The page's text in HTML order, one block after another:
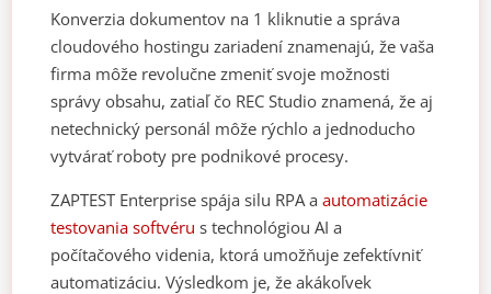
Konverzia dokumentov na 1 kliknutie a správa
cloudového hostingu zariadení znamenajú, že vaša
firma môže revolučne zmeniť svoje možnosti
správy obsahu, zatiaľ čo REC Studio znamená, že aj
netechnický personál môže rýchlo a jednoducho
vytvárať roboty pre podnikové procesy.
ZAPTEST Enterprise spája silu RPA aautomatizácie
testovania softvéru s technológiou AI a
počítačového videnia, ktorá umožňuje zefektívniť
automatizáciu. Výsledkom je, že akákoľvek